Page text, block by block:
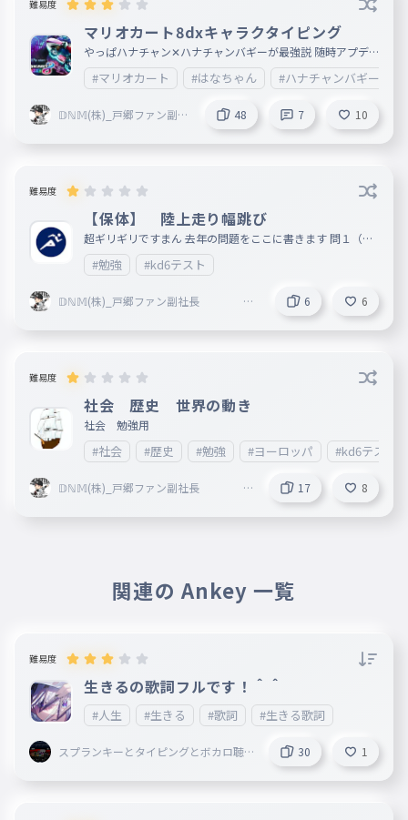
僕らを照らしてる
028
僕らを照らしてる
ぼくらをてらしてる
僕ら見つけ合って手繰り合って
030
同じ空
おなじそら
輝くのだって二人だって
031
輝くのだって二人だって
かがやくのだってふたりだって
032
約束した
やくそくした
遥か遠く終わらないべテルギウス
遥か遠く終わらないべテルギウス
はるかとおくおわらないべてるぎうす
誰かにつなぐ魔法
誰かにつなぐ魔法
どこまでいつまで生きられるか
036
君が不安になるたび強がるんだ
きみがふあんになるたびにつよがるんだ
大丈夫僕が横にいるよ
大丈夫僕が横にいるよ
難易度
マリオカート8dxキャラクタイピング
やっぱハナチャン✕ハナチャンバギーが最強説 随時アプデ
していきます。
#マリオカート #はなちゃん #ハナチャンバギー
𝔻ℕ𝕄(株)_戸郷ファン副社
48 7 10
難易度
【保体】 陸上走り幅跳び
超ギリギリですまん 去年の問題をここに書きます 問１（ベ
リーロールの画像） 上の図の走り高跳びの名称を何と呼ぶ
か。 問２走り幅跳びの跳び方を三つ答えなさい。 しか去年
はでてへん
#勉強 #kd6テスト
𝔻ℕ𝕄(株)_戸郷ファン副社長
6 6
難易度
社会 歴史 世界の動き
社会 勉強用
#社会 #歴史 #勉強 #ヨーロッパ #kd6テスト
𝔻ℕ𝕄(株)_戸郷ファン副社長
17 8
関連の Ankey 一覧
難易度
生きるの歌詞フルです！＾＾
#人生 #生きる #歌詞 #生きる歌詞
スプランキーとタイピングとボカロ聴
30 1